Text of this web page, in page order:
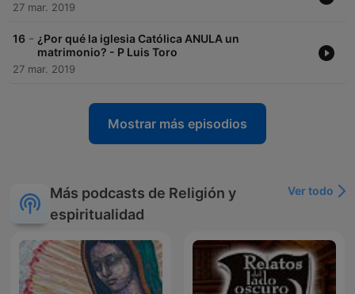
27 mar. 2019
16 - ¿Por qué la iglesia Católica ANULA un
matrimonio? - P Luis Toro
27 mar. 2019
Mostrar más episodios
Más podcasts de Religión y
espiritualidad
Ver todo